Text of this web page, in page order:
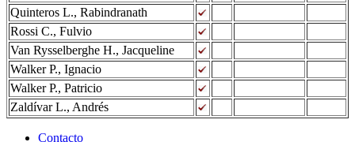
Quinteros L., Rabindranath
Rossi C., Fulvio
Van Rysselberghe H., Jacqueline
Walker P., Ignacio
Walker P., Patricio
Zaldívar L., Andrés
Contacto